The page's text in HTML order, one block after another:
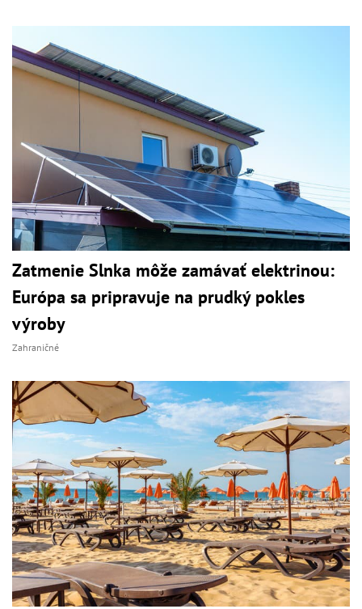
Zatmenie Slnka môže zamávať elektrinou:
Európa sa pripravuje na prudký pokles
výroby
Zahraničné